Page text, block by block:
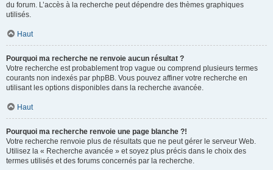
du forum. L’accès à la recherche peut dépendre des thèmes graphiques
utilisés.
Haut
Pourquoi ma recherche ne renvoie aucun résultat ?
Votre recherche est probablement trop vague ou comprend plusieurs termes
courants non indexés par phpBB. Vous pouvez affiner votre recherche en
utilisant les options disponibles dans la recherche avancée.
Haut
Pourquoi ma recherche renvoie une page blanche ?!
Votre recherche renvoie plus de résultats que ne peut gérer le serveur Web.
Utilisez la « Recherche avancée » et soyez plus précis dans le choix des
termes utilisés et des forums concernés par la recherche.